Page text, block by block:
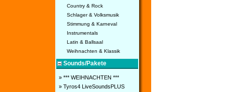
Country & Rock
Schlager & Volksmusik
Stimmung & Karneval
Instrumentals
Latin & Ballsaal
Weihnachten & Klassik
Sounds/Pakete
» *** WEIHNACHTEN ***
» Tyros4 LiveSoundsPLUS